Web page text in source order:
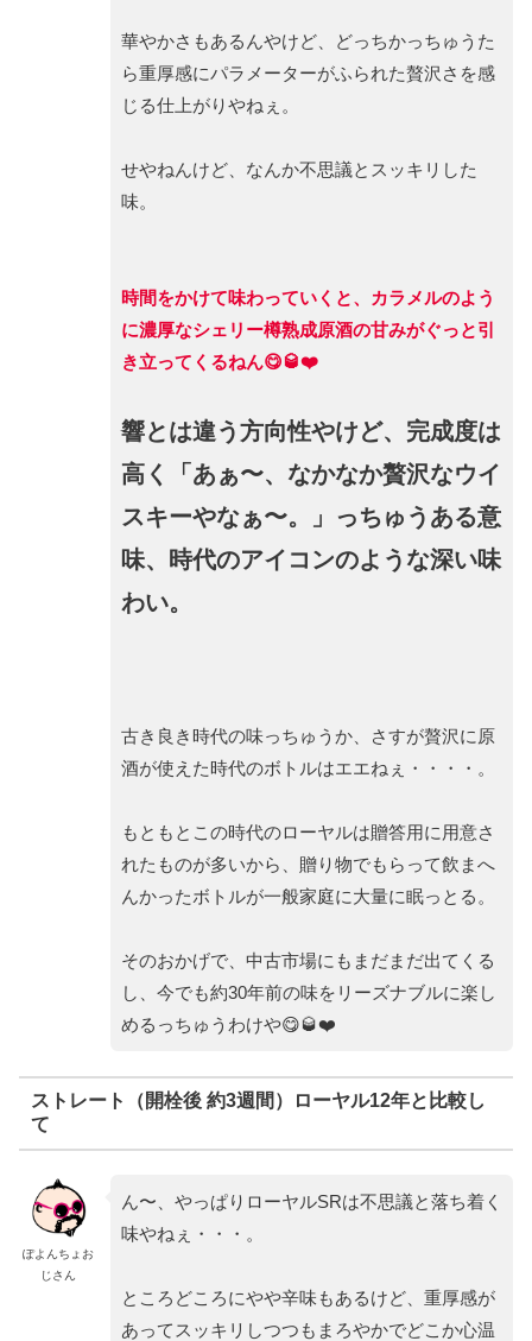
華やかさもあるんやけど、どっちかっちゅうた
ら重厚感にパラメーターがふられた贅沢さを感
じる仕上がりやねぇ。
せやねんけど、なんか不思議とスッキリした
味。
時間をかけて味わっていくと、カラメルのよう
に濃厚なシェリー樽熟成原酒の甘みがぐっと引
き立ってくるねん😋🥃❤️
響とは違う方向性やけど、完成度は
高く「あぁ〜、なかなか贅沢なウイ
スキーやなぁ〜。」っちゅうある意
味、時代のアイコンのような深い味
わい。
古き良き時代の味っちゅうか、さすが贅沢に原
酒が使えた時代のボトルはエエねぇ・・・・。
もともとこの時代のローヤルは贈答用に用意さ
れたものが多いから、贈り物でもらって飲まへ
んかったボトルが一般家庭に大量に眠っとる。
そのおかげで、中古市場にもまだまだ出てくる
し、今でも約30年前の味をリーズナブルに楽し
めるっちゅうわけや😋🥃❤️
ストレート（開栓後 約3週間）ローヤル12年と比較し
て
ぽよんちょお
じさん
ん〜、やっぱりローヤルSRは不思議と落ち着く
味やねぇ・・・。
ところどころにやや辛味もあるけど、重厚感が
あってスッキリしつつもまろやかでどこか心温